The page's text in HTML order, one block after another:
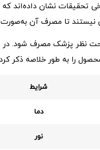
برخی تحقیقات نشان
نیستند تا مصرف آن
تحت نظر پزشک مصرف شود.
را به طور خلاصه ذکر
شرایط
دما
نور